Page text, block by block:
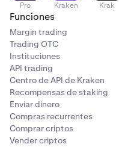
Pro Kraken Krak
Funciones
Margin trading
Trading OTC
Instituciones
API trading
Centro de API de Kraken
Recompensas de staking
Enviar dinero
Compras recurrentes
Comprar criptos
Vender criptos